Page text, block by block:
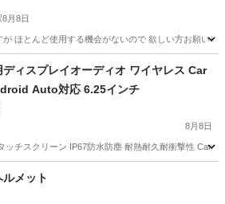
8月8日
ほとんど使用する機会がないので 欲しい方お願い
バイク
ディスプレイオーディオ ワイヤレス Car
Auto対応 6.25インチ
8月8日
ッチスクリーン IP67防水防塵 耐熱耐久耐衝撃性
その他
メット